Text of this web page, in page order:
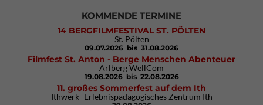
KOMMENDE TERMINE
14 BERGFILMFESTIVAL ST. PÖLTEN
St. Pölten
09.07.2026 bis 31.08.2026
Filmfest St. Anton - Berge Menschen Abenteuer
Arlberg WellCom
19.08.2026 bis 22.08.2026
11. großes Sommerfest auf dem Ith
Ithwerk- Erlebnispädagogisches Zentrum Ith